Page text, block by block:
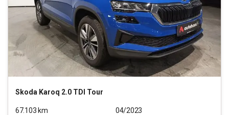
Skoda Karoq 2.0 TDI Tour
67.103 km
04/2023